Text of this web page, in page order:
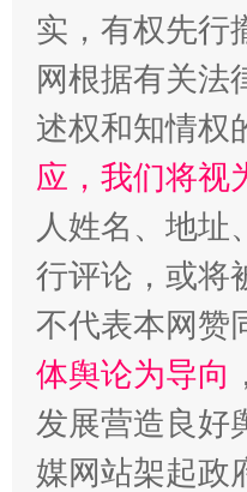
“蜀中异人”王建安
实，有权先行
网根据有关法
述权和知情权
应，我们将视
人姓名、地址
行评论，或将
不代表本网赞
体舆论为导向
发展营造良好
媒网站架起政